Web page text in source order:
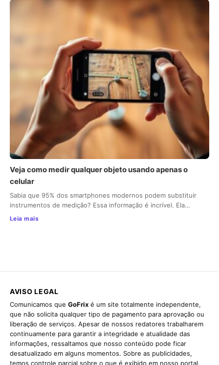
Veja como medir qualquer objeto usando apenas o
celular
Sabia que 95% dos smartphones modernos podem substituir
instrumentos de medição? Essa informação é incrível. Ela…
Leia mais
AVISO LEGAL
Comunicamos que GoFrix é um site totalmente independente,
que não solicita qualquer tipo de pagamento para aprovação ou
liberação de serviços. Apesar de nossos redatores trabalharem
continuamente para garantir a integridade e atualidade das
informações, ressaltamos que nosso conteúdo pode ficar
desatualizado em alguns momentos. Sobre as publicidades,
temos controle parcial sobre o que é exibido em nosso portal,